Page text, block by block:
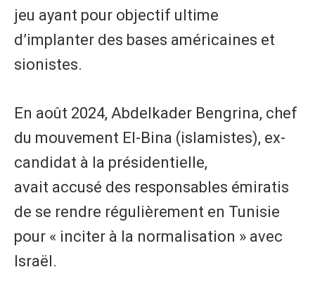
jeu ayant pour objectif ultime
d’implanter des bases américaines et
sionistes.
En août 2024, Abdelkader Bengrina, chef
du mouvement El-Bina (islamistes), ex-
candidat à la présidentielle,
avait accusé des responsables émiratis
de se rendre régulièrement en Tunisie
pour « inciter à la normalisation » avec
Israël.